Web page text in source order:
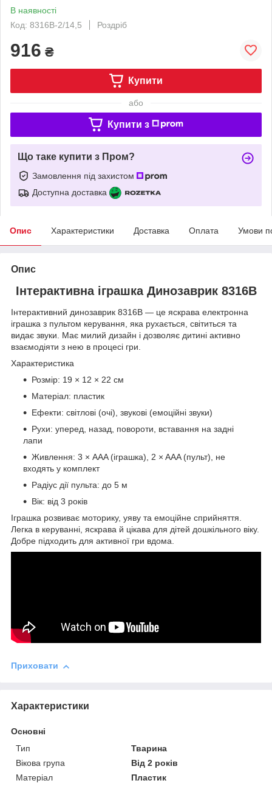
В наявності
Код: 8316B-2/14,5
Роздріб
916 ₴
Купити
або
Купити з
Що таке купити з Пром?
Замовлення під захистом
Доступна доставка
Опис Характеристики Доставка Оплата Умови
Опис
Інтерактивна іграшка Динозаврик 8316B
Інтерактивний динозаврик 8316B — це яскрава електронна
іграшка з пультом керування, яка рухається, світиться та
видає звуки. Має милий дизайн і дозволяє дитині активно
взаємодіяти з нею в процесі гри.
Характеристика
Розмір: 19 × 12 × 22 см
Матеріал: пластик
Ефекти: світлові (очі), звукові (емоційні звуки)
Рухи: уперед, назад, повороти, вставання на задні
лапи
Живлення: 3 × AAA (іграшка), 2 × AAA (пульт), не
входять у комплект
Радіус дії пульта: до 5 м
Вік: від 3 років
Іграшка розвиває моторику, уяву та емоційне сприйняття.
Легка в керуванні, яскрава й цікава для дітей дошкільного віку.
Добре підходить для активної гри вдома.
Приховати
Характеристики
Основні
Тип
Тварина
Вікова група
Від 2 років
Матеріал
Пластик